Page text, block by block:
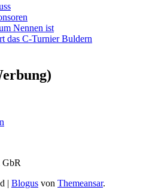
Nennen ist
das C-Turnier Buldern
GbR
| Blogus von Themeansar.